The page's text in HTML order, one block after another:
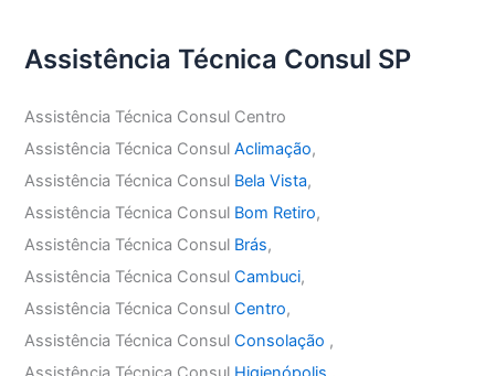
Assistência Técnica Consul SP
Assistência Técnica Consul Centro
Assistência Técnica ConsulAclimação,
Assistência Técnica Consul Bela Vista,
Assistência Técnica Consul Bom Retiro,
Assistência Técnica Consul Brás,
Assistência Técnica ConsulCambuci,
Assistência Técnica ConsulCentro,
Assistência Técnica ConsulConsolação ,